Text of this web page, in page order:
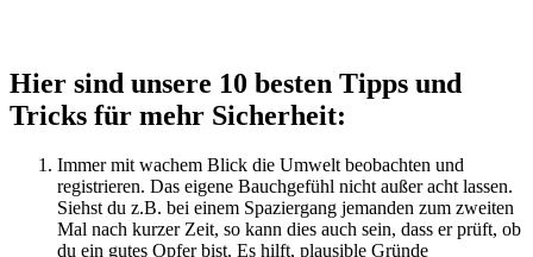
Hier sind unsere 10 besten Tipps und
Tricks für mehr Sicherheit:
Immer mit wachem Blick die Umwelt beobachten und
registrieren. Das eigene Bauchgefühl nicht außer acht lassen.
Siehst du z.B. bei einem Spaziergang jemanden zum zweiten
Mal nach kurzer Zeit, so kann dies auch sein, dass er prüft, ob
du ein gutes Opfer bist. Es hilft, plausible Gründe